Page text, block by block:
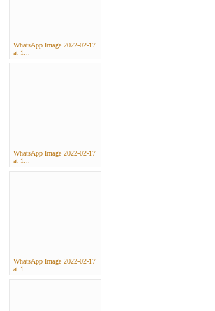
WhatsApp Image 2022-02-17
at 1...
WhatsApp Image 2022-02-17
at 1...
WhatsApp Image 2022-02-17
at 1...